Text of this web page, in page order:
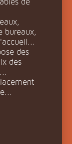
de
bureaux,
des